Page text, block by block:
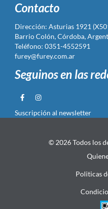
Contacto
Dirección: Asturias 1921
Barrio Colón, Córdoba,
Teléfono: 0351-4552591
furey@furey.com.ar
Seguinos en las
Suscripción al newsletter
© 2026 Todos los
Politicas